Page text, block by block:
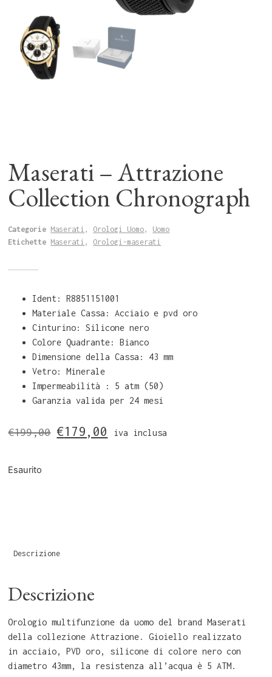
Maserati – Attrazione
Collection Chronograph
Categorie Maserati , Orologi Uomo, Uomo
Etichette Maserati , Orologi-maserati
Ident: R8851151001
Materiale Cassa: Acciaio e pvd oro
Cinturino: Silicone nero
Colore Quadrante: Bianco
Dimensione della Cassa: 43 mm
Vetro: Minerale
Impermeabilità : 5 atm (50)
Garanzia valida per 24 mesi
€199,00 €179,00 iva inclusa
Esaurito
Descrizione
Descrizione
Orologio multifunzione da uomo del brand Maserati
della collezione Attrazione. Gioiello realizzato
in acciaio, PVD oro, silicone di colore nero con
diametro 43mm, la resistenza all’acqua è 5 ATM.